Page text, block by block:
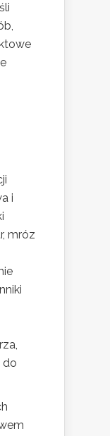
i
mróz
do